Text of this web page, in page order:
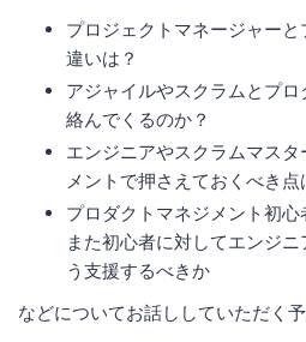
プロジェクトマネージャー
違いは？
アジャイルやスクラムとプ
絡んでくるのか？
エンジニアやスクラムマス
メントで押さえておくべき点
プロダクトマネジメント初
また初心者に対してエンジ
う支援するべきか
などについてお話ししていただく予